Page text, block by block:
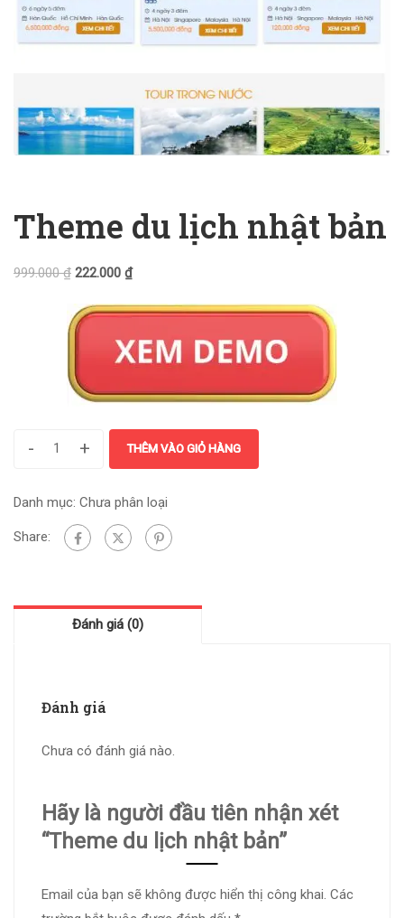
Theme du lịch nhật bản
999.000₫ 222.000 ₫
- + THÊM VÀO GIỎ HÀNG
Danh mục: Chưa phân loại
Share:
Đánh giá (0)
Đánh giá
Chưa có đánh giá nào.
Hãy là người đầu tiên nhận xét
“Theme du lịch nhật bản”
Email của bạn sẽ không được hiển thị công khai. Các